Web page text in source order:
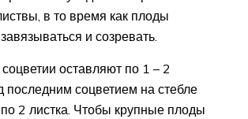
в то время как плоды
и созревать.
оставляют по 1 – 2
последним соцветием на стебле
2 листка. Чтобы крупные плоды